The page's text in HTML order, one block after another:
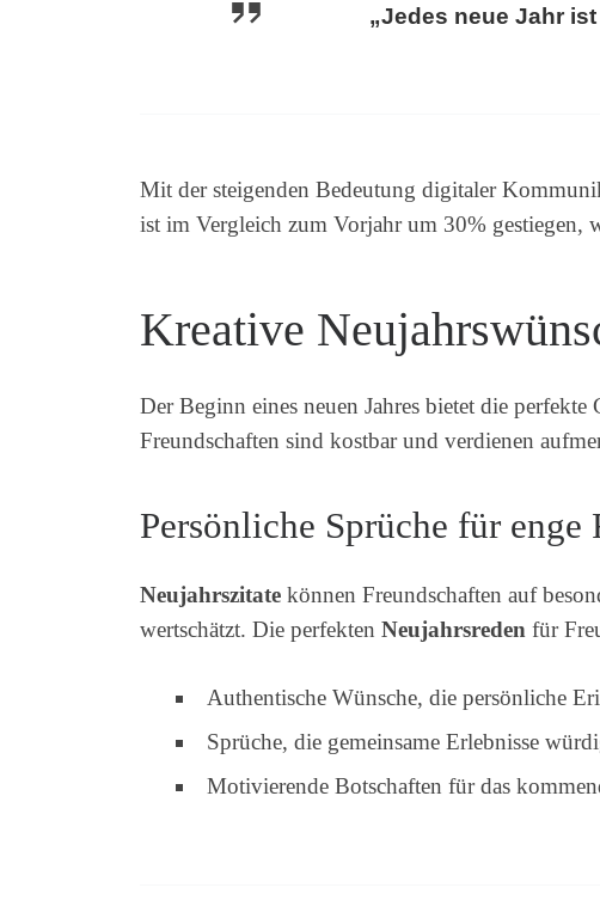
„Jedes neue Jahr
Mit der steigenden Bedeutung digitaler
ist im Vergleich zum Vorjahr um 30% gestiegen,
Kreative
Der Beginn eines neuen Jahres bietet die perfekte
Freundschaften sind kostbar und verdienen
Persönliche Sprüche für enge
Neujahrszitate können Freundschaften auf
wertschätzt. Die perfekten Neujahrsreden für
Authentische Wünsche, die persönliche
Sprüche, die gemeinsame Erlebnisse
Motivierende Botschaften für das